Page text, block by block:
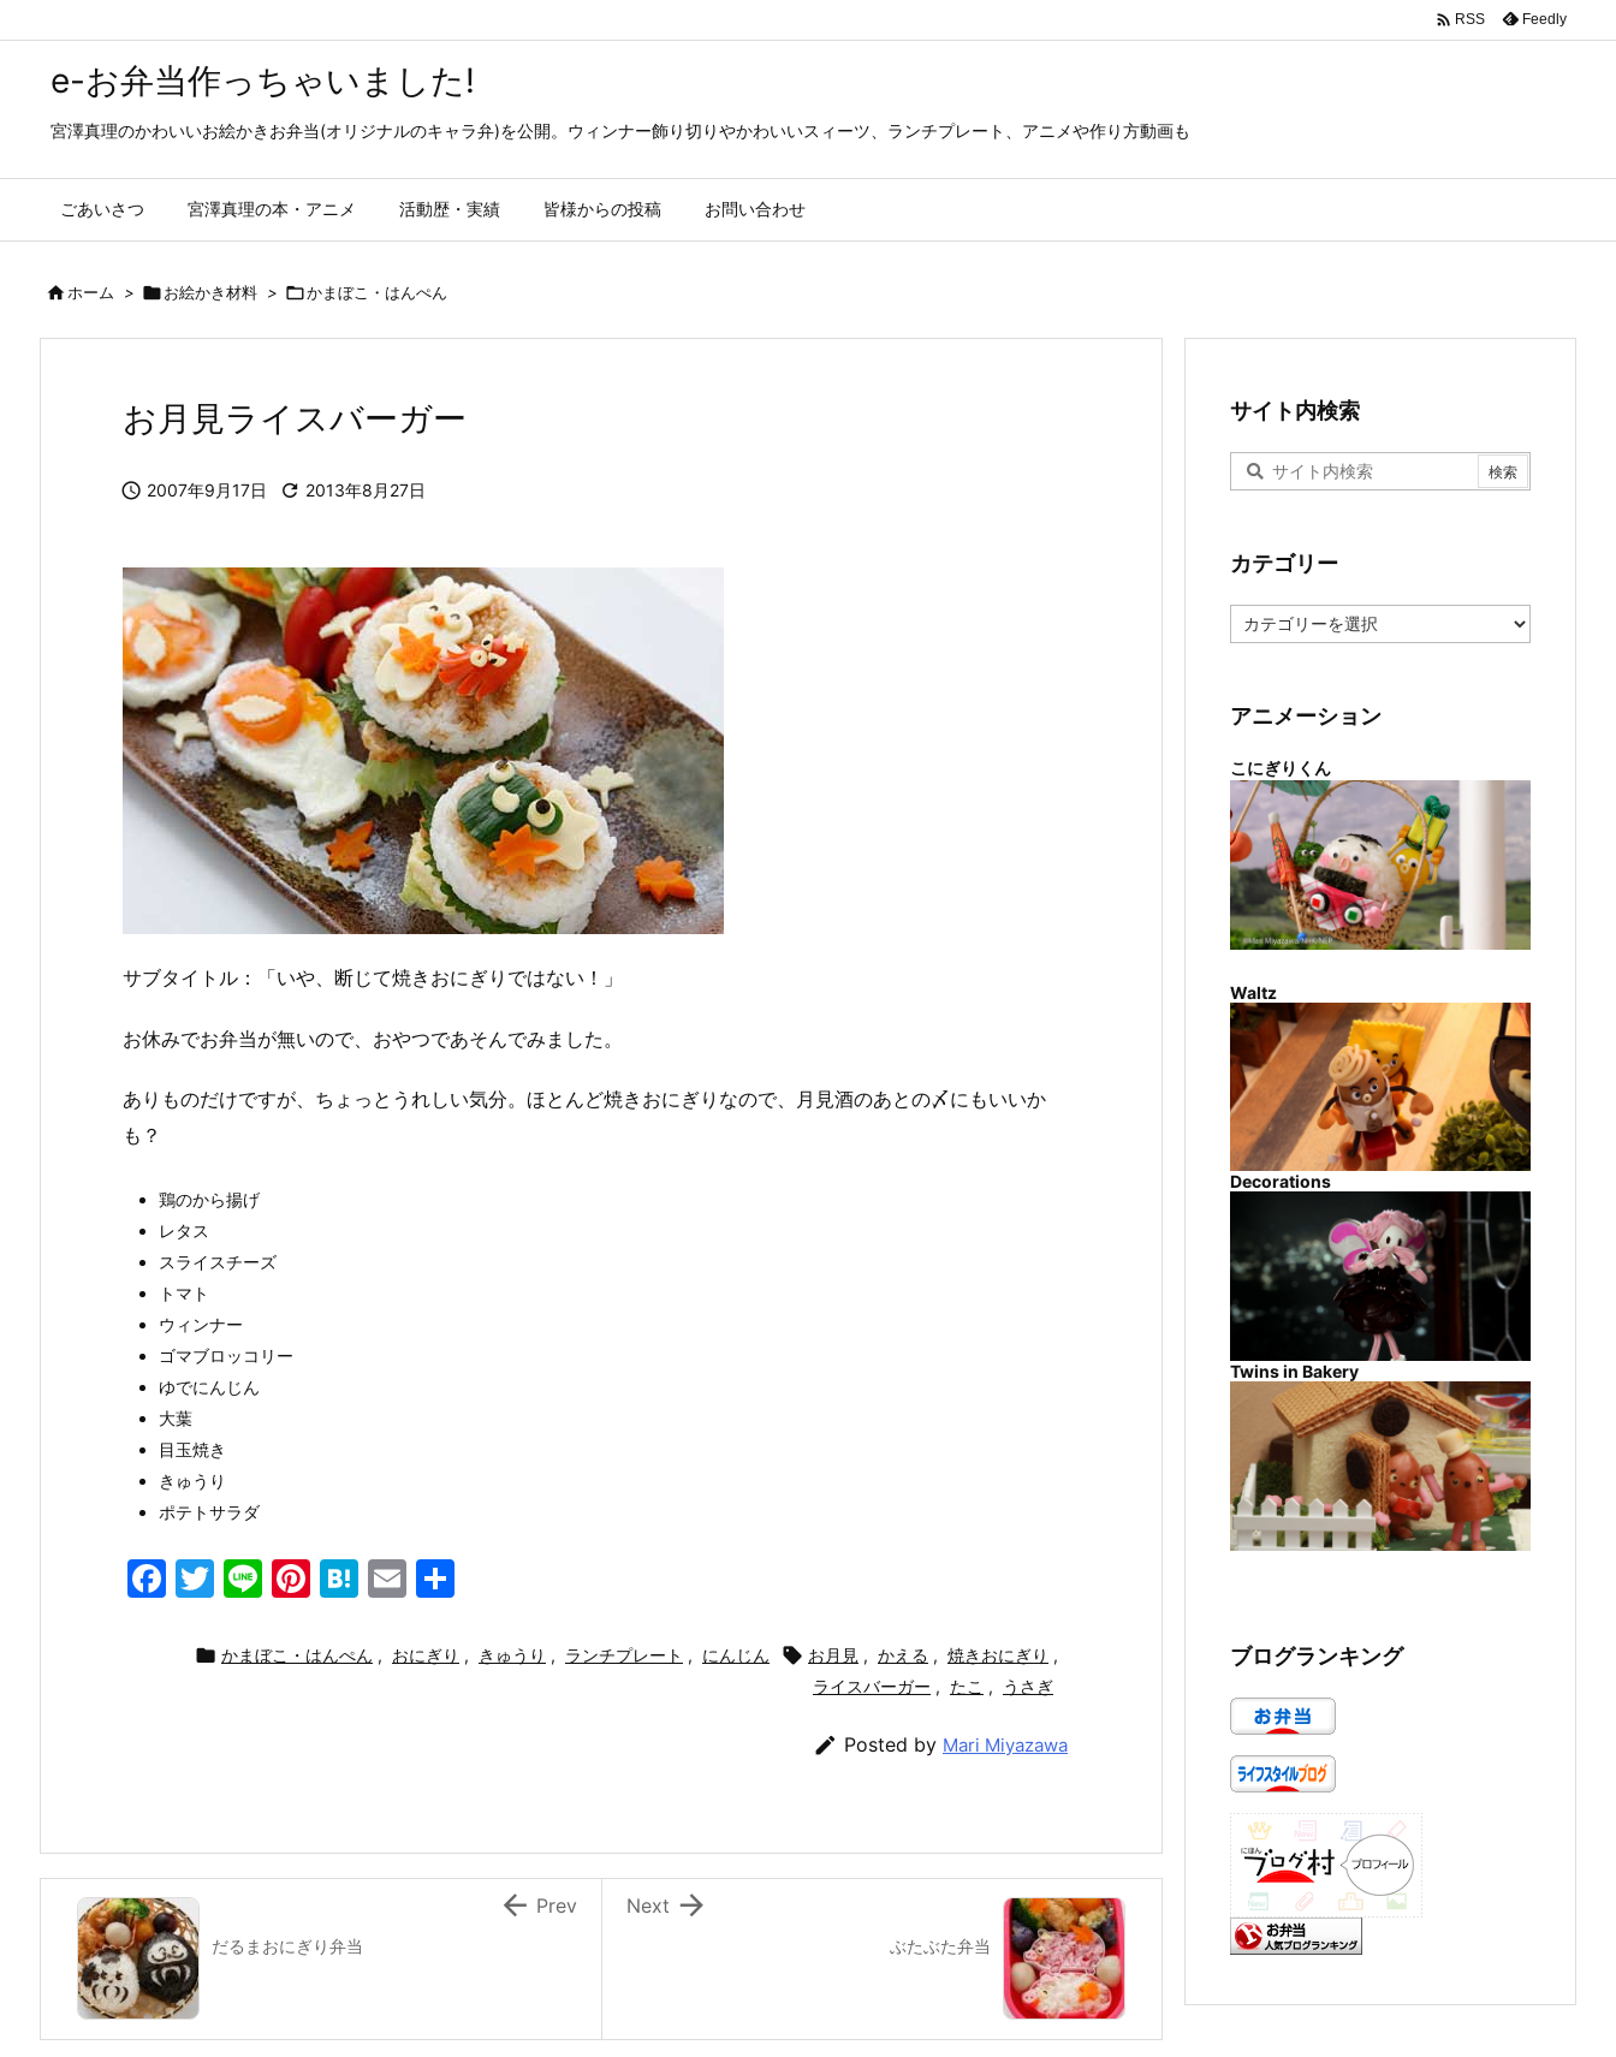
e-お弁当作っちゃいました!
宮澤真理のかわいいお絵かきお弁当(オリジナルのキャラ弁)を公開。ウィンナー飾り切りやかわいいスィーツ、ランチプレート、アニメや作り方動画も
ごあいさつ 宮澤真理の本・アニメ 活動歴・実績 皆様からの投稿 お問い合わせ
 RSS Feedly
ホーム > お絵かき材料 > かまぼこ・はんぺん
お月見ライスバーガー
 2007年9月17日  2013年8月27日
サブタイトル：「いや、断じて焼きおにぎりではない！」
お休みでお弁当が無いので、おやつであそんでみました。
ありものだけですが、ちょっとうれしい気分。ほとんど焼きおにぎりなので、月見酒のあとの〆にもいいか
も？
鶏のから揚げ
レタス
スライスチーズ
トマト
ウィンナー
ゴマブロッコリー
ゆでにんじん
大葉
目玉焼き
きゅうり
ポテトサラダ
F
k
T
itt
Li
e
Pi
er
H
e
E
ai
 かまぼこ・はんぺん , おにぎり , きゅうり , ランチプレート , にんじん  お月見 , かえる , 焼きおにぎり ,
ライスバーガー , たこ , うさぎ
 Posted by Mari Miyazawa
ぶたぶた弁当

Next
だるまおにぎり弁当
 Prev
サイト内検索
カテゴリー
テ
ー
アニメーション
こにぎりくん
Waltz
Decorations
Twins in Bakery
ブログランキング